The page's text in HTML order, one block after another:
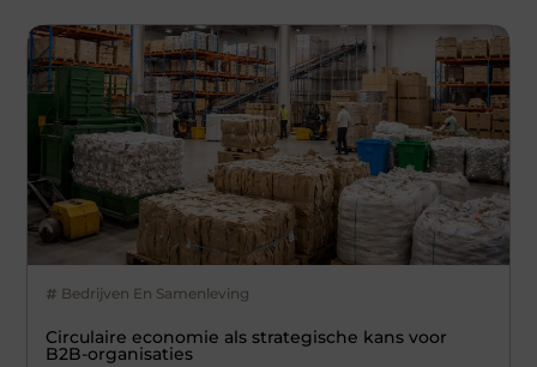
Bedrijven En Samenleving
Circulaire economie als strategische kans voor
B2B-organisaties